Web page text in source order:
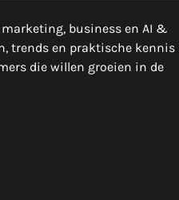
business en AI &
trends en praktische kennis
die willen groeien in de